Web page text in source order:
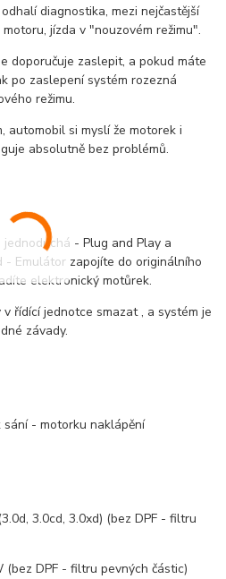
diagnostika, mezi nejčastější
jízda v "nouzovém režimu".
doporučuje zaslepit, a pokud máte
po zaslepení systém rozezná
režimu.
automobil si myslí že motorek i
absolutně bez problémů.
- Plug and Play a
- Emulátor zapojíte do originálního
elektronický motůrek.
řídící jednotce smazat , a systém je
závady.
- motorku naklápění
3.0cd, 3.0xd) (bez DPF - filtru
(bez DPF - filtru pevných částic)